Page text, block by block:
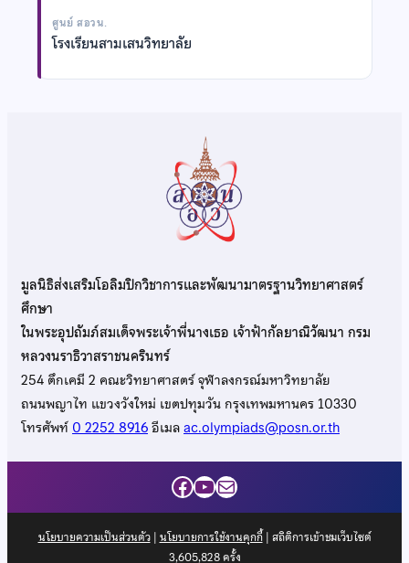
ศูนย์ สอวน.
โรงเรียนสามเสนวิทยาลัย
มูลนิธิส่งเสริมโอลิมปิกวิชาการและพัฒนามาตรฐานวิทยาศาสตร์
ศึกษา
ในพระอุปถัมภ์สมเด็จพระเจ้าพี่นางเธอ เจ้าฟ้ากัลยาณิวัฒนา กรม
หลวงนราธิวาสราชนครินทร์
254 ตึกเคมี 2 คณะวิทยาศาสตร์ จุฬาลงกรณ์มหาวิทยาลัย
ถนนพญาไท แขวงวังใหม่ เขตปทุมวัน กรุงเทพมหานคร 10330
โทรศัพท์0 2252 8916อีเมลac.olympiads@posn.or.th
Facebook
YouTube
Mail
นโยบายความเป็นส่วนตัว| นโยบายการใช้งานคุกกี้| สถิติการเข้าชมเว็บไซต์
3,605,828ครั้ง